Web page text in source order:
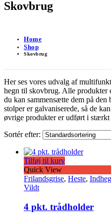
Skovbrug
Home
Shop
Skovbrug
Her ses vores udvalg af
hegn til skovbrug. Alle produkter
du kan sammensætte dem på
stolper er galvaniserede, så de
øvrige produkter er udført i stærkt
Sortér efter:
Tilføj til kurv
Quick View
Frilandsgrise, Heste,
Vildt
4 pkt. trådholder